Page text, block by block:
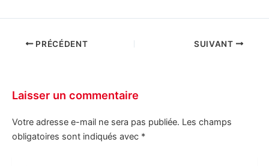
PRÉCÉDENT SUIVANT
Laisser un commentaire
Votre adresse e-mail ne sera pas publiée. Les champs
obligatoires sont indiqués avec *